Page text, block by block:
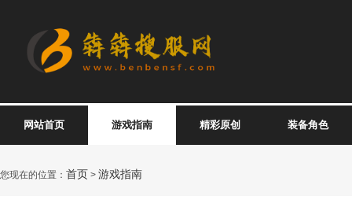
网站首页 游戏指南 精彩原创 装备角色
您现在的位置： 首页 > 游戏指南